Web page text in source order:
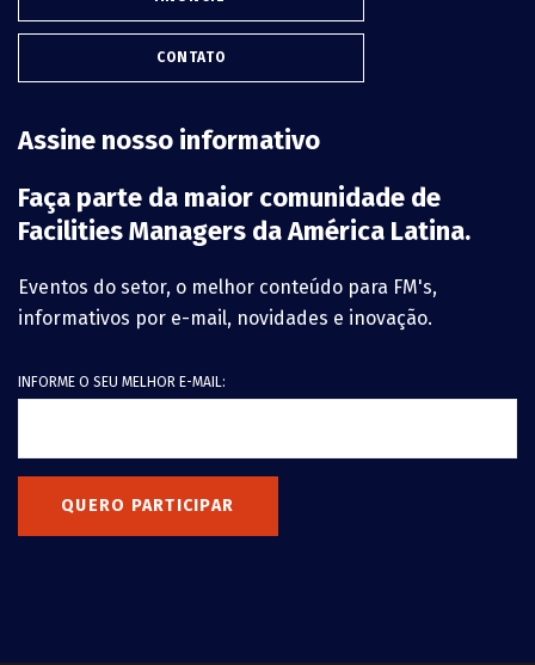
CONTATO
Assine nosso informativo
Faça parte da maior comunidade de
Facilities Managers da América Latina.
Eventos do setor, o melhor conteúdo para FM's,
informativos por e-mail, novidades e inovação.
INFORME O SEU MELHOR E-MAIL:
QUERO PARTICIPAR